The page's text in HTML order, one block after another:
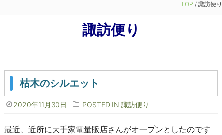
TOP / 諏訪便り
諏訪便り
枯木のシルエット
2020年11月30日 POSTED IN 諏訪便り
最近、近所に大手家電量販店さんがオ一プンとしたのです